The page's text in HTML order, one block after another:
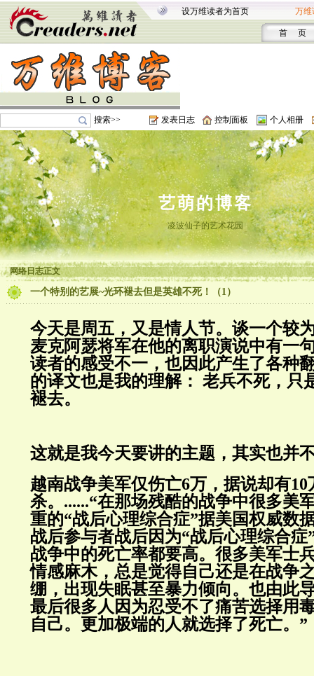
设万维读者为首页 万维
首 页
搜索>> 发表日志 控制面板 个人相册
艺萌的博客
凌波仙子的艺术花园
网络日志正文
一个特别的艺展~光环褪去但是英雄不死！（1）
今天是周五，又是情人节。谈一个较
麦克阿瑟将军在他的离职演说中有一
读者的感受不一，也因此产生了各种
的译文也是我的理解： 老兵不死，只
褪去。
这就是我今天要讲的主题，其实也并
越南战争美军仅伤亡6万，据说却有10
杀。......“在那场残酷的战争中很多美
重的“战后心理综合症”据美国权威数
战后参与者战后因为“战后心理综合症
战争中的死亡率都要高。很多美军士
情感麻木，总是觉得自己还是在战争
绷，出现失眠甚至暴力倾向。也由此
最后很多人因为忍受不了痛苦选择用
自己。更加极端的人就选择了死亡。”